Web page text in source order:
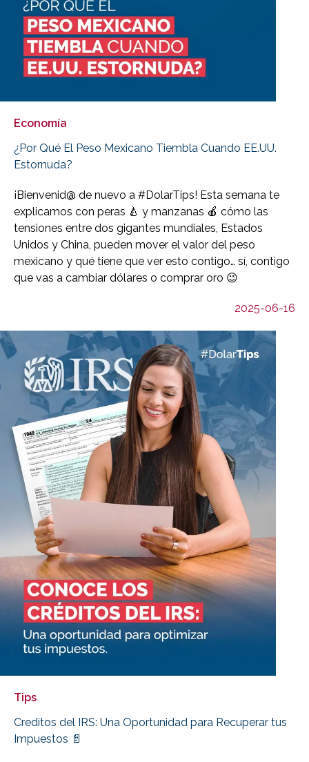
Economía
¿Por Qué El Peso Mexicano Tiembla Cuando EE.UU.
Estornuda?
¡Bienvenid@ de nuevo a #DolarTips! Esta semana te
explicamos con peras 🍐 y manzanas 🍎 cómo las
tensiones entre dos gigantes mundiales, Estados
Unidos y China, pueden mover el valor del peso
mexicano y qué tiene que ver esto contigo… sí, contigo
que vas a cambiar dólares o comprar oro 😉
2025-06-16
Tips
Creditos del IRS: Una Oportunidad para Recuperar tus
Impuestos 📄